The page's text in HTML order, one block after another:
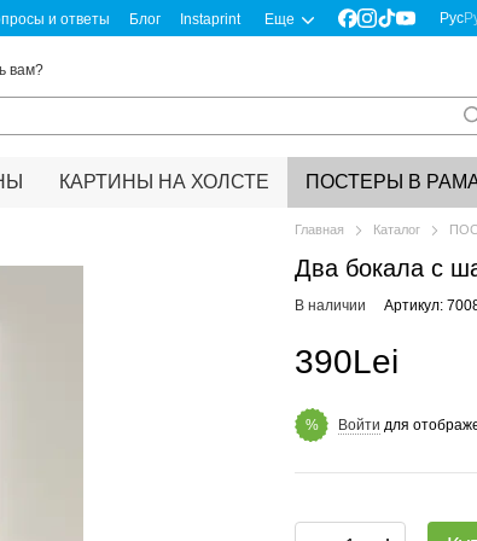
и ответы Блог Instaprint Еще Рус
вам?
КАРТИНЫ НА ХОЛСТЕ ПОСТЕРЫ В
Главная Каталог
Два бокала с
В наличии Артикул:
390Lei
% Войти для